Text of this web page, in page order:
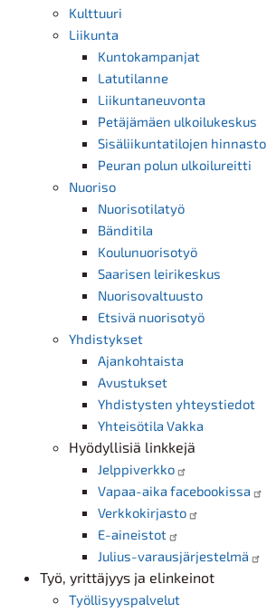
Kulttuuri
Liikunta
Kuntokampanjat
Latutilanne
Liikuntaneuvonta
Petäjämäen ulkoilukeskus
Sisäliikuntatilojen hinnasto
Peuran polun ulkoilureitti
Nuoriso
Nuorisotilatyö
Bänditila
Koulunuorisotyö
Saarisen leirikeskus
Nuorisovaltuusto
Etsivä nuorisotyö
Yhdistykset
Ajankohtaista
Avustukset
Yhdistysten yhteystiedot
Yhteisötila Vakka
Hyödyllisiä linkkejä
Jelppiverkko
Vapaa-aika facebookissa
Verkkokirjasto
E-aineistot
Julius-varausjärjestelmä
Työ, yrittäjyys ja elinkeinot
Työllisyyspalvelut